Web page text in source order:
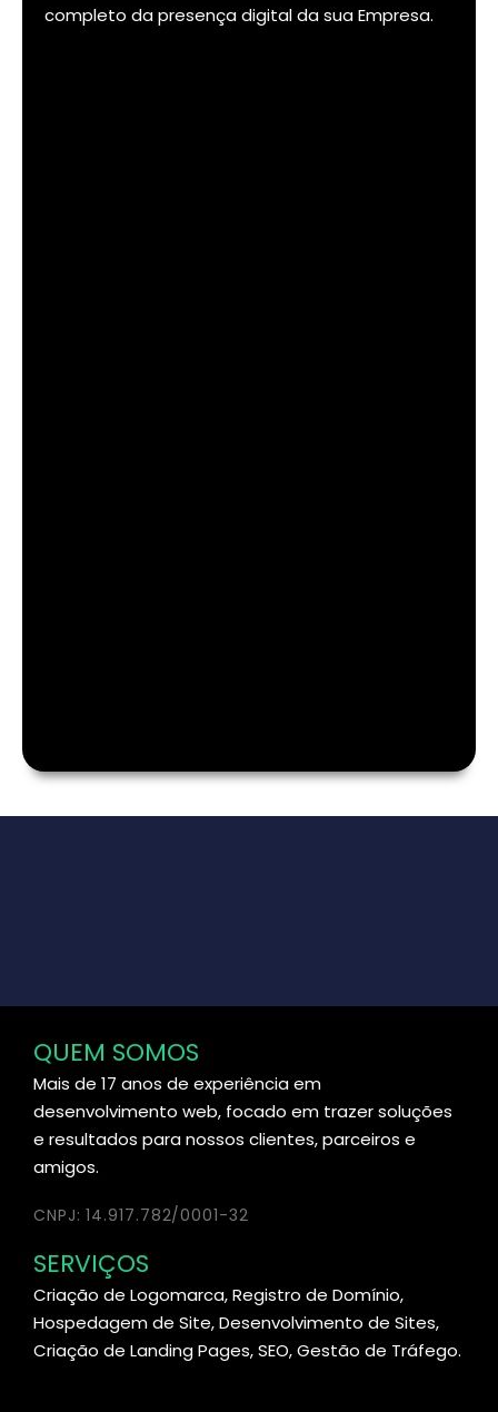
completo da presença digital da sua Empresa.
QUEM SOMOS
Mais de 17 anos de experiência em
desenvolvimento web, focado em trazer soluções
e resultados para nossos clientes, parceiros e
amigos.
CNPJ: 14.917.782/0001-32
SERVIÇOS
Criação de Logomarca, Registro de Domínio,
Hospedagem de Site, Desenvolvimento de Sites,
Criação de Landing Pages, SEO, Gestão de Tráfego.